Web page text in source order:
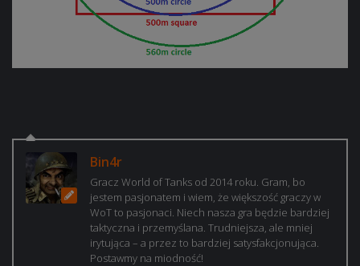
Bin4r
Gracz World of Tanks od 2014 roku. Gram, bo
jestem pasjonatem i wiem, że większość graczy w
WoT to pasjonaci. Niech nasza gra będzie bardziej
taktyczna i przemyślana. Trudniejsza, ale mniej
irytująca – a przez to bardziej satysfakcjonująca.
Postawmy na miodność!